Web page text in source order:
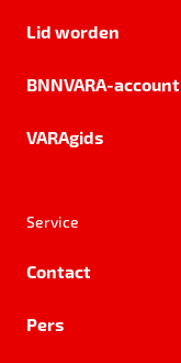
Lid worden
BNNVARA-account
VARAgids
Service
Contact
Pers